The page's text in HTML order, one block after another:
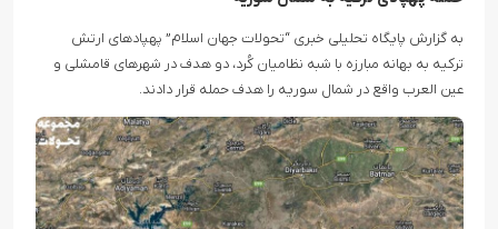
به گزارش پایگاه تحلیلی خبری “تحولات جهان اسلام” پهپادهای ارتش
ترکیه به بهانه مبارزه با شبه نظامیان کُرد، دو هدف در شهرهای قامشلی و
عین العرب واقع در شمال سوریه را هدف حمله قرار دادند.